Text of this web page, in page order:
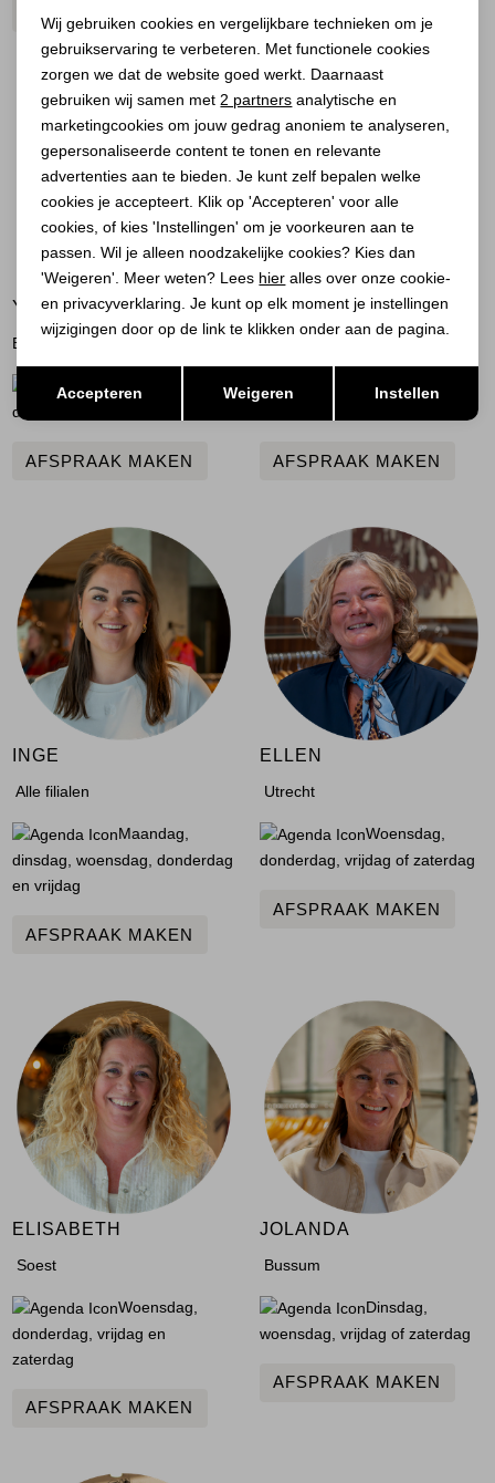
YVONNE
Bussum
donderdag, vrijdag of zaterdag
AFSPRAAK MAKEN
CORINA
Dinsdag, vrijdag
AFSPRAAK MAKEN
INGE
Alle filialen
Maandag,
dinsdag, woensdag, donderdag
en vrijdag
AFSPRAAK MAKEN
ELLEN
Utrecht
Woensdag,
donderdag, vrijdag of zaterdag
AFSPRAAK MAKEN
ELISABETH
Soest
Woensdag,
donderdag, vrijdag en
zaterdag
AFSPRAAK MAKEN
JOLANDA
Bussum
Dinsdag,
woensdag, vrijdag of zaterdag
AFSPRAAK MAKEN
Personalisatie cookies
Analytische cookies
Marketing cookies
Wij gebruiken cookies en vergelijkbare technieken om je
gebruikservaring te verbeteren. Met functionele cookies
zorgen we dat de website goed werkt. Daarnaast
gebruiken wij samen met 2 partners analytische en
marketingcookies om jouw gedrag anoniem te analyseren,
gepersonaliseerde content te tonen en relevante
advertenties aan te bieden. Je kunt zelf bepalen welke
cookies je accepteert. Klik op 'Accepteren' voor alle
cookies, of kies 'Instellingen' om je voorkeuren aan te
passen. Wil je alleen noodzakelijke cookies? Kies dan
'Weigeren'. Meer weten? Lees hier alles over onze cookie-
en privacyverklaring. Je kunt op elk moment je instellingen
wijzigingen door op de link te klikken onder aan de pagina.
Accepteren Weigeren Instellen